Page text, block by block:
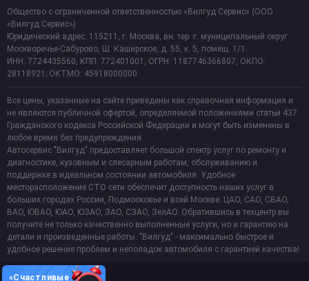
Общество с ограниченной ответственностью «Вилгуд Сервис» (ООО
«Вилгуд Сервис»)
Юридический адрес: 115211, г. Москва, вн. тер. г. муниципальный округ
Москворечье-Сабурово, Ш. Каширское, д. 55, к. 5, помещ. 1/1.
ИНН: 7724435560, КПП: 772401001, ОГРН: 1187746366807, ОКПО:
28118921; ОКТМО: 45918000000
Все цены, указанные на сайте приведены как справочная информация и
не являются публичной офертой, определяемой положениями статьи 437
Гражданского кодекса Российской Федерации и могут быть изменены в
любое время без предупреждения.
Автосервис "Вилгуд" предоставляет большой спектр услуг по ремонту и
диагностике, кузовным и слесарным работам, обслуживанию и
поддержке в идеальном состоянии автомобиля. Удобное
месторасположение СТО сети обеспечит доступность наших услуг в
больших городах России, Подмосковье и всей Москве: ЦАО, САО, СВАО,
ВАО, ЮВАО, ЮАО, ЮЗАО, ЗАО, СЗАО, ЗелАО. Обратившись в техцентр вы
получите не только качественно выполненные услуги, но и гарантию на
детали и произведенные работы. "Вилгуд" - максимально быстрое и
удобное решение проблем и неполадок автомобиля с гарантией качества!
«Счастливые